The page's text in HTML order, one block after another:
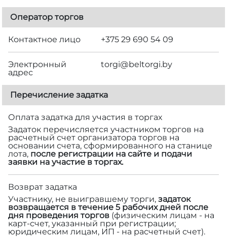
Оператор торгов
Контактное лицо +375 29 690 54 09
Электронный
адрес
torgi@beltorgi.by
Перечисление задатка
Оплата задатка для участия в торгах
Задаток перечисляется участником торгов на
расчетный счет организатора торгов на
основании счета, сформированного на станице
лота, после регистрации на сайте и подачи
заявки на участие в торгах.
Возврат задатка
Участнику, не выигравшему торги, задаток
возвращается в течение 5 рабочих дней после
дня проведения торгов (физическим лицам - на
карт-счет, указанный при регистрации;
юридическим лицам, ИП - на расчетный счет).